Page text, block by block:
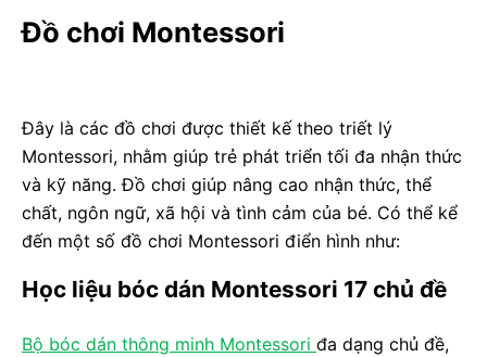
Đồ chơi Montessori
Đây là các đồ chơi được thiết kế theo triết lý
Montessori, nhằm giúp trẻ phát triển tối đa nhận thức
và kỹ năng. Đồ chơi giúp nâng cao nhận thức, thể
chất, ngôn ngữ, xã hội và tình cảm của bé. Có thể kể
đến một số đồ chơi Montessori điển hình như:
Học liệu bóc dán Montessori 17 chủ đề
Bộ bóc dán thông minh Montessori đa dạng chủ đề,